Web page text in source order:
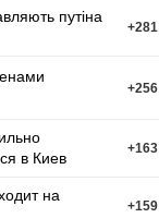
путіна
+281
+256
в Киев
+163
на
+159